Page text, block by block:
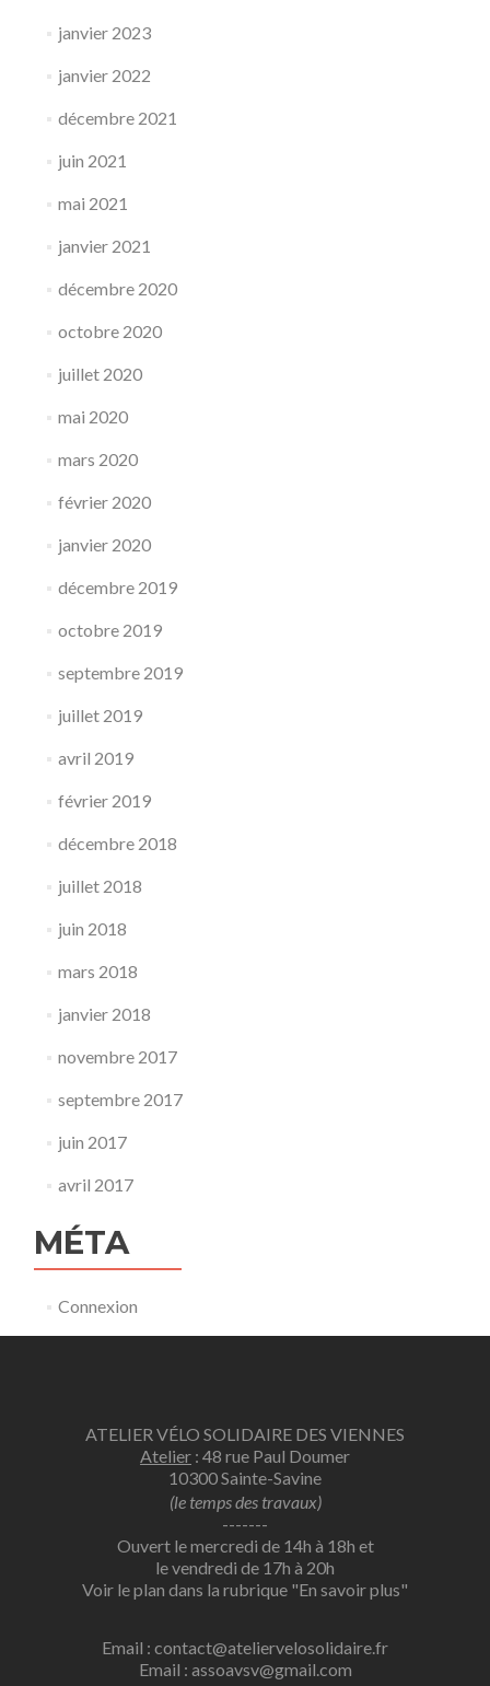
janvier 2023
janvier 2022
décembre 2021
juin 2021
mai 2021
janvier 2021
décembre 2020
octobre 2020
juillet 2020
mai 2020
mars 2020
février 2020
janvier 2020
décembre 2019
octobre 2019
septembre 2019
juillet 2019
avril 2019
février 2019
décembre 2018
juillet 2018
juin 2018
mars 2018
janvier 2018
novembre 2017
septembre 2017
juin 2017
avril 2017
MÉTA
Connexion
ATELIER VÉLO SOLIDAIRE DES VIENNES
Atelier : 48 rue Paul Doumer
10300 Sainte-Savine
(le temps des travaux)
-------
Ouvert le mercredi de 14h à 18h et
le vendredi de 17h à 20h
Voir le plan dans la rubrique "En savoir plus"
Email : contact@ateliervelosolidaire.fr
Email : assoavsv@gmail.com